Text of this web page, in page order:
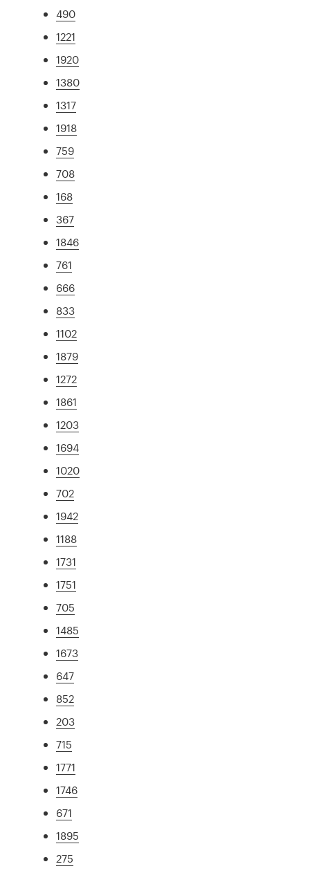
490
1221
1920
1380
1317
1918
759
708
168
367
1846
761
666
833
1102
1879
1272
1861
1203
1694
1020
702
1942
1188
1731
1751
705
1485
1673
647
852
203
715
1771
1746
671
1895
275